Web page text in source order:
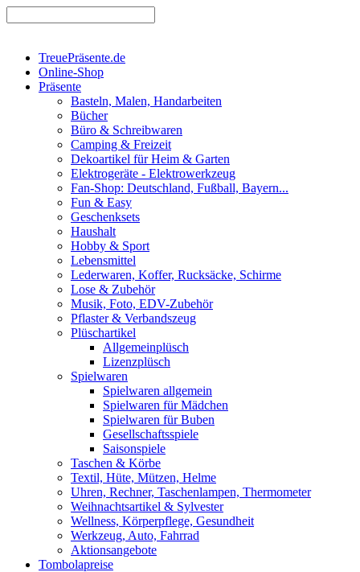
TreuePräsente.de
Online-Shop
Präsente
Basteln, Malen, Handarbeiten
Bücher
Büro & Schreibwaren
Camping & Freizeit
Dekoartikel für Heim & Garten
Elektrogeräte - Elektrowerkzeug
Fan-Shop: Deutschland, Fußball, Bayern...
Fun & Easy
Geschenksets
Haushalt
Hobby & Sport
Lebensmittel
Lederwaren, Koffer, Rucksäcke, Schirme
Lose & Zubehör
Musik, Foto, EDV-Zubehör
Pflaster & Verbandszeug
Plüschartikel
Allgemeinplüsch
Lizenzplüsch
Spielwaren
Spielwaren allgemein
Spielwaren für Mädchen
Spielwaren für Buben
Gesellschaftsspiele
Saisonspiele
Taschen & Körbe
Textil, Hüte, Mützen, Helme
Uhren, Rechner, Taschenlampen, Thermometer
Weihnachtsartikel & Sylvester
Wellness, Körperpflege, Gesundheit
Werkzeug, Auto, Fahrrad
Aktionsangebote
Tombolapreise